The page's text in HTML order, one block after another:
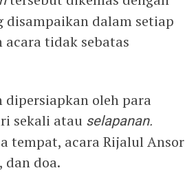
disampaikan dalam setiap
tidak sebatas
oleh para
sekali atau selapanan.
tempat, acara Rijalul Ansor
dan doa.